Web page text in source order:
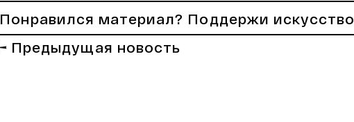
Понравился материал? Поддержи
Предыдущая новость